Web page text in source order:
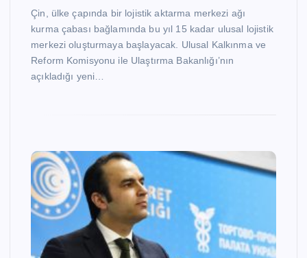
Çin, ülke çapında bir lojistik aktarma merkezi ağı
kurma çabası bağlamında bu yıl 15 kadar ulusal lojistik
merkezi oluşturmaya başlayacak. Ulusal Kalkınma ve
Reform Komisyonu ile Ulaştırma Bakanlığı’nın
açıkladığı yeni…